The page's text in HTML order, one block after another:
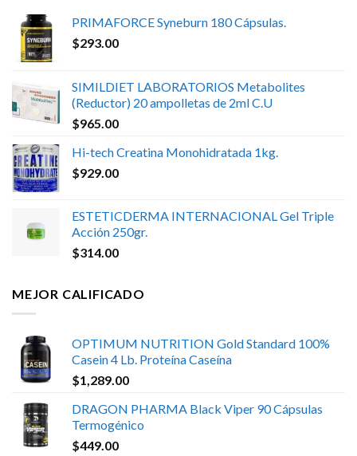
PRIMAFORCE Syneburn 180 Cápsulas.
$293.00
SIMILDIET LABORATORIOS Metabolites
(Reductor) 20 ampolletas de 2ml C.U
$965.00
Hi-tech Creatina Monohidratada 1kg.
$929.00
ESTETICDERMA INTERNACIONAL Gel Triple
Acción 250gr.
$314.00
MEJOR CALIFICADO
OPTIMUM NUTRITION Gold Standard 100%
Casein 4 Lb. Proteína Caseína
$1,289.00
DRAGON PHARMA Black Viper 90 Cápsulas
Termogénico
$449.00